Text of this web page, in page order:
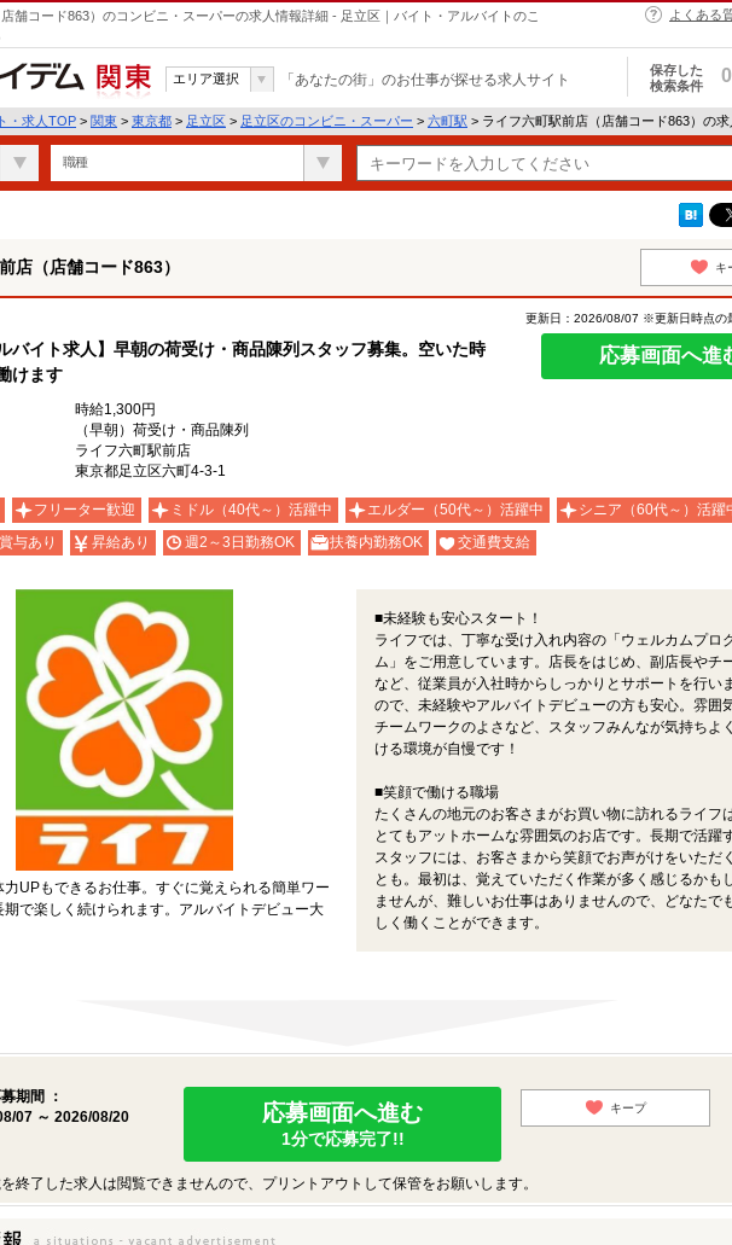
舗コード863）のコンビニ・スーパーの求人情報詳細 - 足立区｜バイト・アルバイトのこ
よくある
関東
エリア選択 「あなたの街」のお仕事が探せる求人サイト
保存した
検索条件
0
・求人TOP > 関東 > 東京都 > 足立区 > 足立区のコンビニ・スーパー > 六町駅 > ライフ六町駅前店（店舗コード863）の
職種
店（店舗コード863） キ
バイト求人】早朝の荷受け・商品陳列スタッフ募集。空いた時
けます
更新日：2026/08/07 ※更新日時点の
応募画面へ進
時給1,300円
（早朝）荷受け・商品陳列
ライフ六町駅前店
東京都足立区六町4-3-1
フリーター歓迎 ミドル（40代～）活躍中 エルダー（50代～）活躍中
シニア（60代～）活躍
与あり
昇給あり 週2～3日勤務OK 扶養内勤務OK 交通費支給
力UPもできるお仕事。すぐに覚えられる簡単ワー
期で楽しく続けられます。アルバイトデビュー大
■未経験も安心スタート！
ライフでは、丁寧な受け入れ内容の「ウェルカムプロ
ム」をご用意しています。店長をはじめ、副店長やチ
など、従業員が入社時からしっかりとサポートを行い
ので、未経験やアルバイトデビューの方も安心。雰囲
チームワークのよさなど、スタッフみんなが気持ちよ
ける環境が自慢です！
■笑顔で働ける職場
たくさんの地元のお客さまがお買い物に訪れるライフは
とてもアットホームな雰囲気のお店です。長期で活躍
スタッフには、お客さまから笑顔でお声がけをいただ
とも。最初は、覚えていただく作業が多く感じるかも
ませんが、難しいお仕事はありませんので、どなたで
しく働くことができます。
期間 ：
07 ～ 2026/08/20
応募画面へ進む
1分で応募完了!!
キープ
終了した求人は閲覧できませんので、プリントアウトして保管をお願いします。